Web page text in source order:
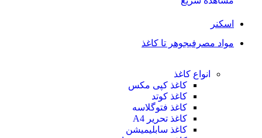
اسکنر
مواد مصرفیجوهر تا کاغذ
انواع کاغذ
کاغذ کپی مکس
کاغذ کوتد
کاغذ فتوگلاسه
کاغذ تحریر A4
کاغذ سابلیمیشن